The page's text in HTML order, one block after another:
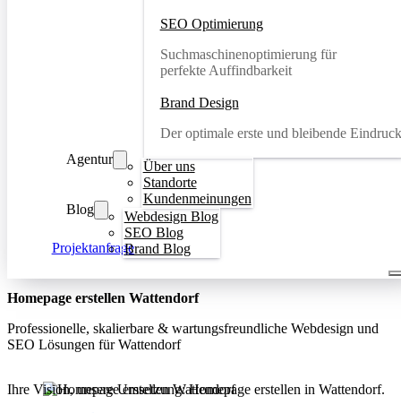
SEO Optimierung
Suchmaschinenoptimierung für
perfekte Auffindbarkeit
Brand Design
Der optimale erste und bleibende Eindruck
Agentur
Über uns
Standorte
Kundenmeinungen
Blog
Webdesign Blog
SEO Blog
Brand Blog
Projektanfrage
Homepage erstellen Wattendorf
Professionelle, skalierbare & wartungsfreundliche Webdesign und
SEO Lösungen für Wattendorf
Ihre Vision, unsere Umsetzung: Homepage erstellen in Wattendorf.